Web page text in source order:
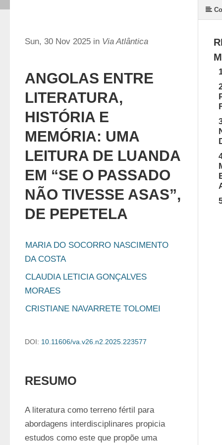
Sun, 30 Nov 2025 in Via Atlântica
ANGOLAS ENTRE
LITERATURA,
HISTÓRIA E
MEMÓRIA: UMA
LEITURA DE LUANDA
EM “SE O PASSADO
NÃO TIVESSE ASAS”,
DE PEPETELA
MARIA DO SOCORRO NASCIMENTO
DA COSTA
CLAUDIA LETICIA GONÇALVES
MORAES
CRISTIANE NAVARRETE TOLOMEI
DOI: 10.11606/va.v26.n2.2025.223577
RESUMO
A literatura como terreno fértil para
abordagens interdisciplinares propicia
estudos como este que propõe uma